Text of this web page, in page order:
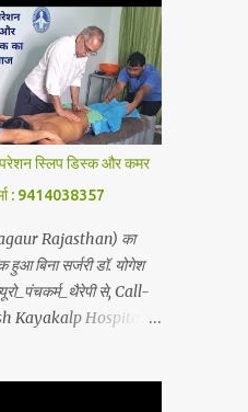
aanv (amoeba),
Shoulder , Back Pain
Disc Bulge,
Disc Prolapse,
Hip Joint Pain,
Fascitis, Spine and
surgery by
Therapy is a
Neuro Therapy ,
Therapy
Sadhna Therapy .
treatment of
स्लिप डिस्क और कमर
: 9414038357
Rajasthan) का
बिना सर्जरी डॉ. योगेश
से, Call-
Kayakalp Hospital,